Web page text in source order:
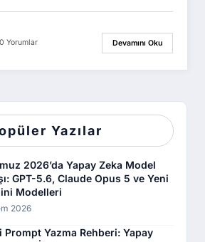
0 Yorumlar Devamını Oku
Yazılar
2026’da Yapay Zeka Model
GPT-5.6, Claude Opus 5 ve Yeni
Modelleri
2026
Prompt Yazma Rehberi: Yapay